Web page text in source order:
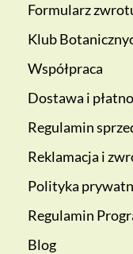
Formularz
Klub
Współpraca
Dostawa i
Regulamin
Reklamacja i
Polityka
Regulamin
Blog